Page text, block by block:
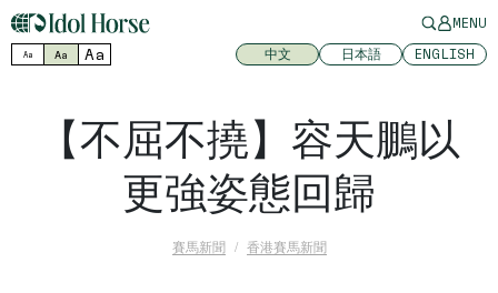
MENU
Aa Aa Aa 中文 日本語 ENGLISH
【不屈不撓】容天鵬以
更強姿態回歸
賽馬新聞 香港賽馬新聞